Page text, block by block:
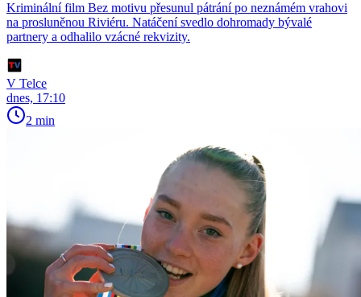
Kriminální film Bez motivu přesunul pátrání po neznámém vrahovi
na prosluněnou Riviéru. Natáčení svedlo dohromady bývalé
partnery a odhalilo vzácné rekvizity.
V Telce
dnes, 17:10
2 min